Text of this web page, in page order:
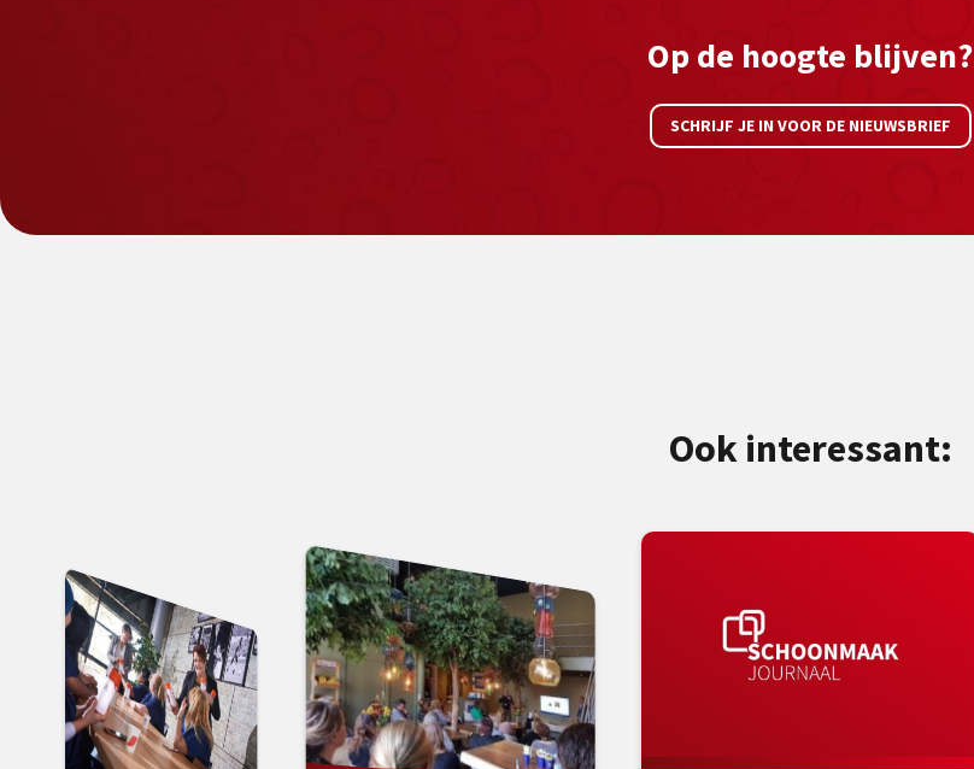
Op de hoogte blijven?
SCHRIJF JE IN VOOR DE NIEUWSBRIEF
Ook interessant: